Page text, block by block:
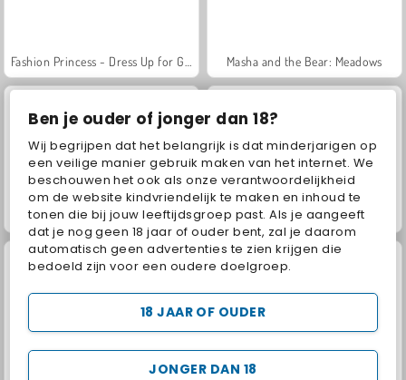
Ben je ouder of jonger dan 18?
Wij begrijpen dat het belangrijk is dat minderjarigen op
een veilige manier gebruik maken van het internet. We
beschouwen het ook als onze verantwoordelijkheid
om de website kindvriendelijk te maken en inhoud te
tonen die bij jouw leeftijdsgroep past. Als je aangeeft
dat je nog geen 18 jaar of ouder bent, zal je daarom
automatisch geen advertenties te zien krijgen die
bedoeld zijn voor een oudere doelgroep.
JONGER DAN 18
18 JAAR OF OUDER
Masha and the Bear: Meadows
Scala 40 Juice Merge
Jewel Garden Story